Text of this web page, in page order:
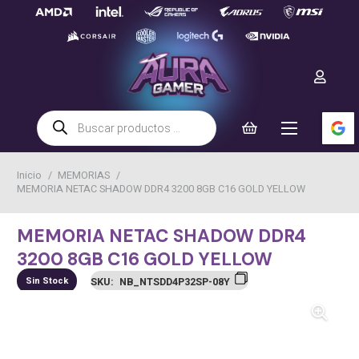
Búsqueda
de
productos
Inicio / MEMORIAS /
MEMORIA NETAC SHADOW DDR4 3200 8GB C16 GOLD YELLOW
MEMORIA NETAC SHADOW DDR4
3200 8GB C16 GOLD YELLOW
Sin Stock SKU: NB_NTSDD4P32SP-08Y